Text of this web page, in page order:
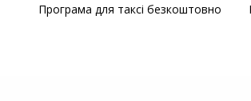
Програма для таксі безкоштовно